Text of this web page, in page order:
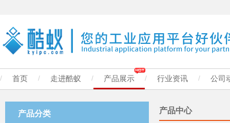
/ 首页 / 走进酷蚁 / 产品展示 / 行业资讯 / 公司
产品分类 产品中心